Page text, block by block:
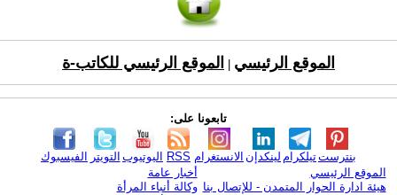
الموقع الرئيسي الموقع الرئيسي للكاتب-ة
تابعونا على:
الفيسبوك التويتر اليوتيوب RSS الانستغرام لينكدإن تيلكرامبنترست
الموقع الرئيسي
هيئة ادارة الحوار المتمدن - للإتصال بنا
أخبار عامة
وكالة أنباء المرأة